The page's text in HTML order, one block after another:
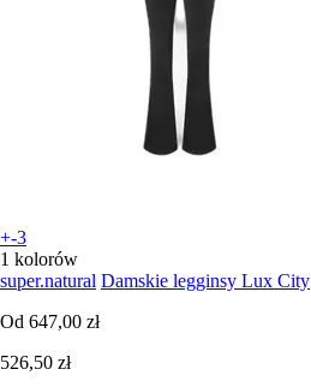
+-3
1 kolorów
super.natural Damskie legginsy Lux City
Od 647,00 zł
526,50 zł